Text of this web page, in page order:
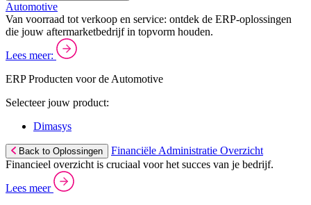
Automotive
Van voorraad tot verkoop en service: ontdek de ERP-oplossingen
die jouw aftermarketbedrijf in topvorm houden.
Lees meer:
ERP Producten voor de Automotive
Selecteer jouw product:
Dimasys
Back to Oplossingen
Financiële Administratie Overzicht
Financieel overzicht is cruciaal voor het succes van je bedrijf.
Lees meer